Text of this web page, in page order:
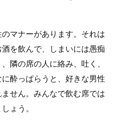
マナーがあります。それは
を飲んで、しまいには愚痴
隣の席の人に絡み、吐く、
酔っぱらうと、好きな男性
せん。みんなで飲む席では
ょう。